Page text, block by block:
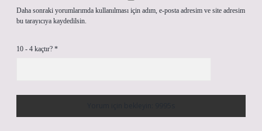
Daha sonraki yorumlarımda kullanılması için adım, e-posta adresim ve site adresim
bu tarayıcıya kaydedilsin.
10 - 4 kaçtır? *